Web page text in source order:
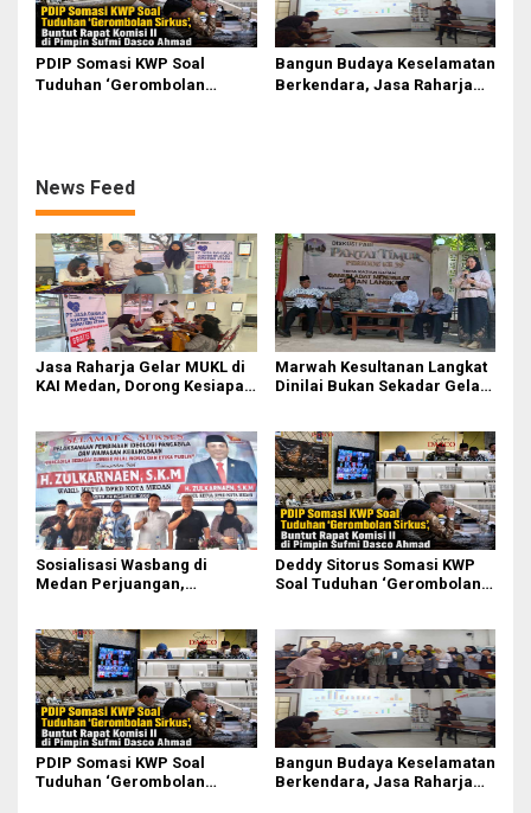
PDIP Somasi KWP Soal
Tuduhan ‘Gerombolan
Bangun Budaya Keselamatan
Berkendara, Jasa Raharja
News Feed
Jasa Raharja Gelar MUKL di
KAI Medan, Dorong Kesiapan
Marwah Kesultanan Langkat
Dinilai Bukan Sekadar Gelar
Sosialisasi Wasbang di
Medan Perjuangan,
Anak
Deddy Sitorus Somasi KWP
Soal Tuduhan ‘Gerombolan
Ahmad
PDIP Somasi KWP Soal
Tuduhan ‘Gerombolan
Bangun Budaya Keselamatan
Berkendara, Jasa Raharja